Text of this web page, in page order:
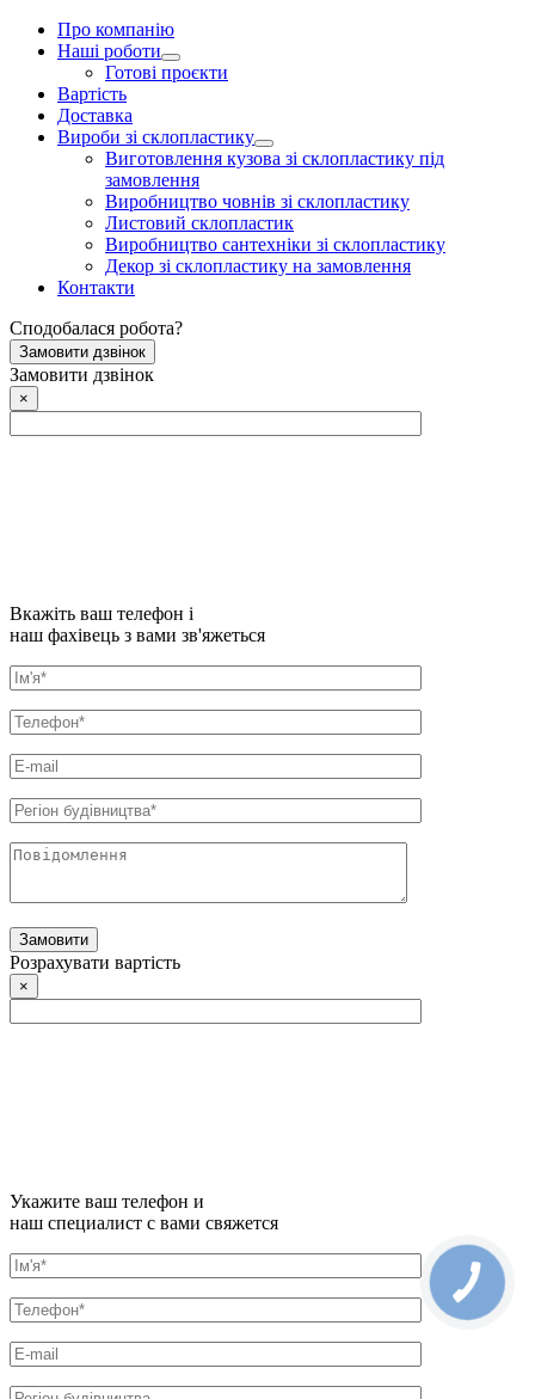
Про компанію
Наші роботи
Готові проєкти
Вартість
Доставка
Вироби зі склопластику
Виготовлення кузова зі склопластику під
замовлення
Виробництво човнів зі склопластику
Листовий склопластик
Виробництво сантехніки зі склопластику
Декор зі склопластику на замовлення
Контакти
Сподобалася робота?
Замовити дзвінок
Замовити дзвінок
×
Вкажіть ваш телефон і
наш фахівець з вами зв'яжеться
Розрахувати вартість
×
Укажите ваш телефон и
наш специалист с вами свяжется